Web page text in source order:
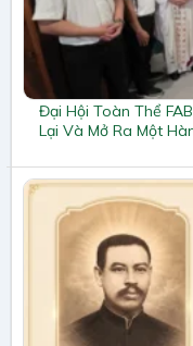
Đại Hội Toàn Thể
Lại Và Mở Ra Một